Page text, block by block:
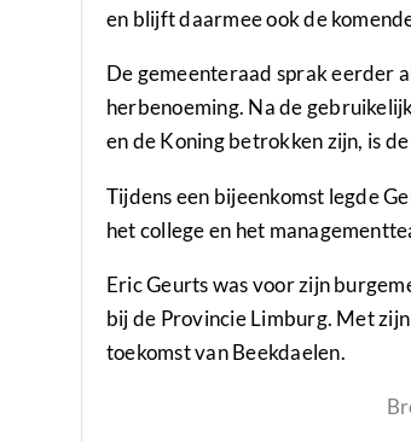
en blijft daarmee ook de
De gemeenteraad sprak eerder
herbenoeming. Na de
en de Koning betrokken zijn, is
Tijdens een bijeenkomst legde
het college en het
Eric Geurts was voor zijn
bij de Provincie Limburg. Met
toekomst van Beekdaelen.